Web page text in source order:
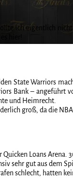
ich eigentlich
State Warriors
Bank – angeführt
und Heimrecht.
groß, da die
Loans
sehr gut aus dem
schlecht, hatten